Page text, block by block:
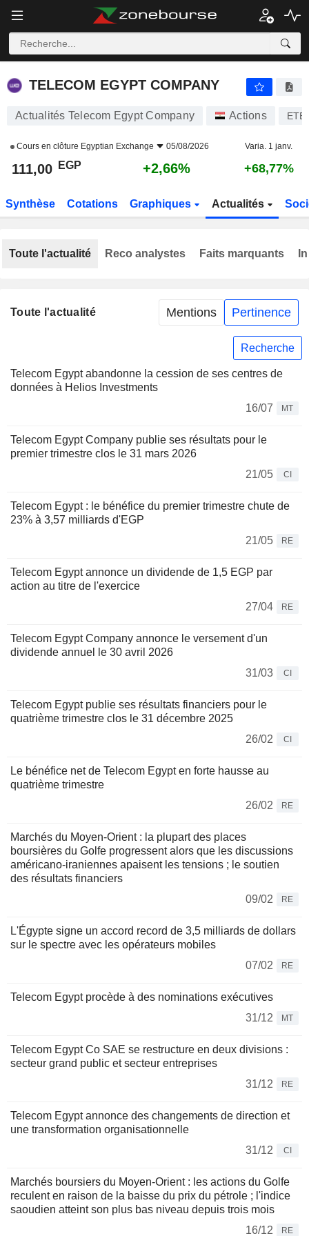
TELECOM EGYPT COMPANY
TELECOM EGYPT COMPANY
Actualités Telecom Egypt Company Actions
Cours en clôture Egyptian Exchange 05/08/2026 Varia. 1 janv.
111,00 EGP +2,66% +68,77%
Synthèse Cotations Graphiques Actualités
Toute l'actualité Mentions Pertinence
Recherche
Telecom Egypt abandonne la cession de ses centres de
données à Helios Investments
16/07
MT
Telecom Egypt Company publie ses résultats pour le
premier trimestre clos le 31 mars 2026
21/05
CI
Telecom Egypt : le bénéfice du premier trimestre chute de
23% à 3,57 milliards d'EGP
21/05
RE
Telecom Egypt annonce un dividende de 1,5 EGP par
action au titre de l'exercice
27/04
RE
Telecom Egypt Company annonce le versement d'un
dividende annuel le 30 avril 2026
31/03
CI
Telecom Egypt publie ses résultats financiers pour le
quatrième trimestre clos le 31 décembre 2025
26/02
CI
Le bénéfice net de Telecom Egypt en forte hausse au
quatrième trimestre
26/02
RE
Marchés du Moyen-Orient : la plupart des places
boursières du Golfe progressent alors que les discussions
américano-iraniennes apaisent les tensions ; le soutien
des résultats financiers
09/02
RE
L'Égypte signe un accord record de 3,5 milliards de dollars
sur le spectre avec les opérateurs mobiles
07/02
RE
Telecom Egypt procède à des nominations exécutives
31/12
MT
Telecom Egypt Co SAE se restructure en deux divisions :
secteur grand public et secteur entreprises
31/12
RE
Telecom Egypt annonce des changements de direction et
une transformation organisationnelle
31/12
CI
Marchés boursiers du Moyen-Orient : les actions du Golfe
reculent en raison de la baisse du prix du pétrole ; l'indice
saoudien atteint son plus bas niveau depuis trois mois
16/12
RE
Toute l'actualité Reco analystes Faits marquants